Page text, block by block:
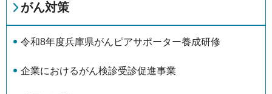
がん対策
令和8年度兵庫県がんピアサポーター養成研修
企業におけるがん検診受診促進事業